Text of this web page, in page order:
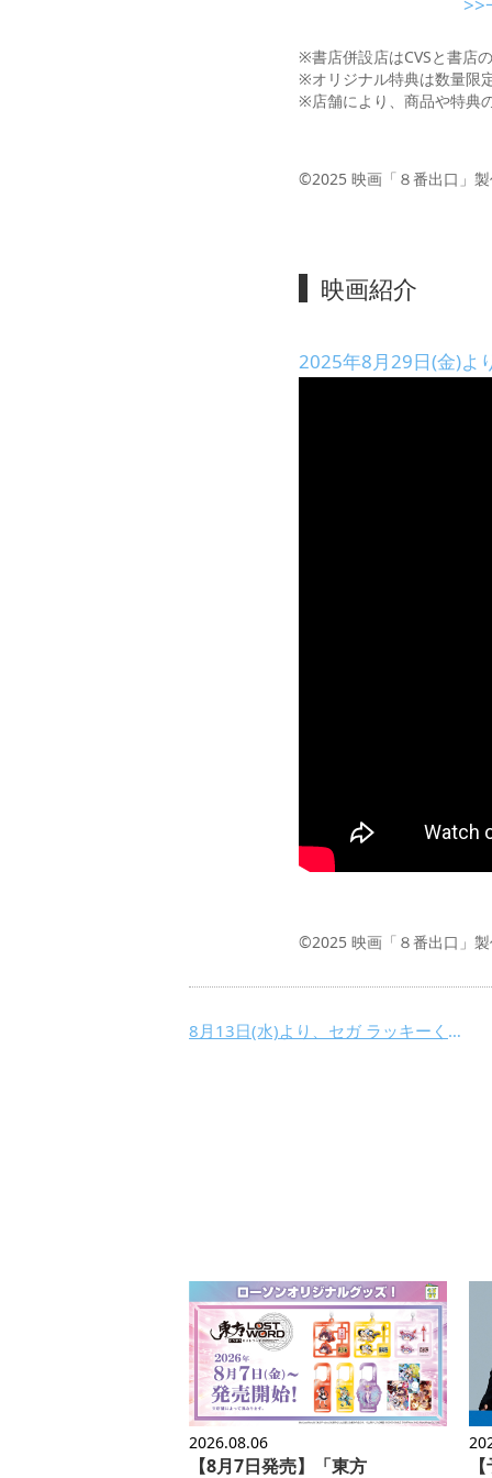
※書店併設店はCVSと書店
※オリジナル特典は数量限
※店舗により、商品や特典
©2025 映画「８番出口」
映画紹介
2025年8月29日(金)よ
©2025 映画「８番出口」
8月13日(水)より、セガ ラッキーくじ プロジェクトセカイ カラフルステージ！ feat. 初音ミク×あんさんぶるスターズ！！が登場！
2026.08.06
【8月7日発売】「東方